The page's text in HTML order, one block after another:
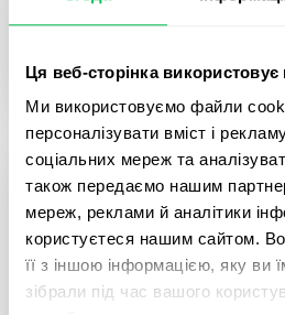
Ця веб-сторінка використовує
Ми використовуємо файли
персоналізувати вміст і
соціальних мереж та
також передаємо нашим
мереж, реклами й аналітики
користуєтеся нашим сайтом.
її з іншою інформацією, яку ви
зібрали під час вашого
Дізнайтеся, як AWT Bavaria
рекрутинг, онбординг та